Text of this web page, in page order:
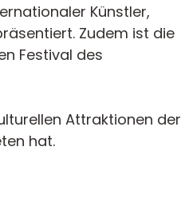
Künstler,
Zudem ist die
Festival des
Attraktionen der
hat.